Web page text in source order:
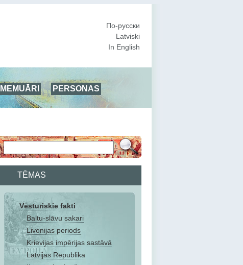
По-русски
Latviski
In English
MEMUĀRI
PERSONAS
TĒMAS
Vēsturiskie fakti
Baltu-slāvu sakari
Livonijas periods
Krievijas impērijas sastāvā
Latvijas Republika